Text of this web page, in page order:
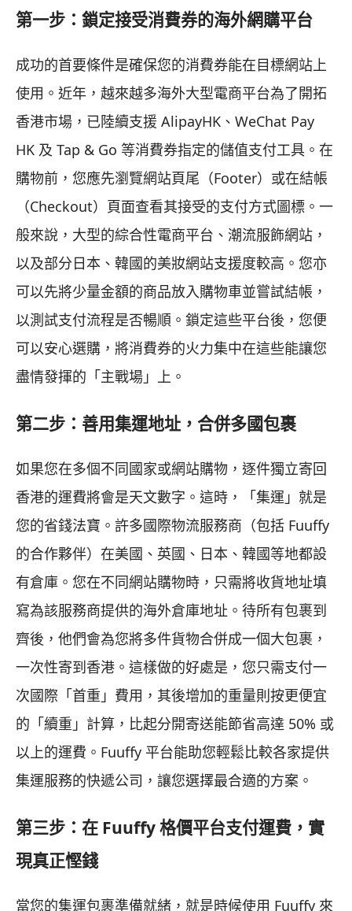
第一步：鎖定接受消費券的海外網購平台
成功的首要條件是確保您的消費券能在目標網站上
使用。近年，越來越多海外大型電商平台為了開拓
香港市場，已陸續支援 AlipayHK、WeChat Pay
HK 及 Tap & Go 等消費券指定的儲值支付工具。在
購物前，您應先瀏覽網站頁尾（Footer）或在結帳
（Checkout）頁面查看其接受的支付方式圖標。一
般來說，大型的綜合性電商平台、潮流服飾網站，
以及部分日本、韓國的美妝網站支援度較高。您亦
可以先將少量金額的商品放入購物車並嘗試結帳，
以測試支付流程是否暢順。鎖定這些平台後，您便
可以安心選購，將消費券的火力集中在這些能讓您
盡情發揮的「主戰場」上。
第二步：善用集運地址，合併多國包裹
如果您在多個不同國家或網站購物，逐件獨立寄回
香港的運費將會是天文數字。這時，「集運」就是
您的省錢法寶。許多國際物流服務商（包括 Fuuffy
的合作夥伴）在美國、英國、日本、韓國等地都設
有倉庫。您在不同網站購物時，只需將收貨地址填
寫為該服務商提供的海外倉庫地址。待所有包裹到
齊後，他們會為您將多件貨物合併成一個大包裹，
一次性寄到香港。這樣做的好處是，您只需支付一
次國際「首重」費用，其後增加的重量則按更便宜
的「續重」計算，比起分開寄送能節省高達 50% 或
以上的運費。Fuuffy 平台能助您輕鬆比較各家提供
集運服務的快遞公司，讓您選擇最合適的方案。
第三步：在 Fuuffy 格價平台支付運費，實
現真正慳錢
當您的集運包裹準備就緒，就是時候使用 Fuuffy 來